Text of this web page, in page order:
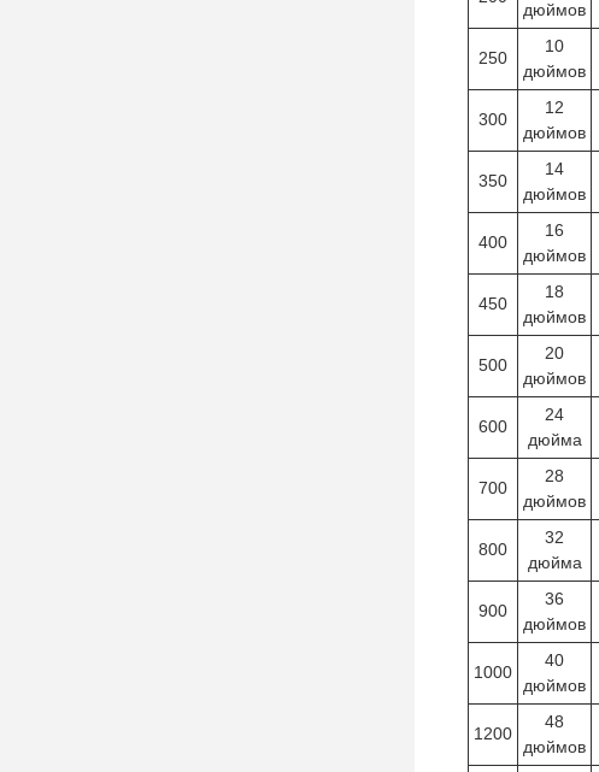
дюймов
250
10
дюймов
300
12
дюймов
350
14
дюймов
400
16
дюймов
450
18
дюймов
500
20
дюймов
600
24
дюйма
700
28
дюймов
800
32
дюйма
900
36
дюймов
1000
40
дюймов
1200
48
дюймов